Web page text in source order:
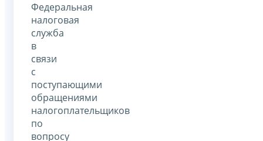
Федеральная
налоговая
служба
в
связи
с
поступающими
обращениями
налогоплательщиков
по
вопросу